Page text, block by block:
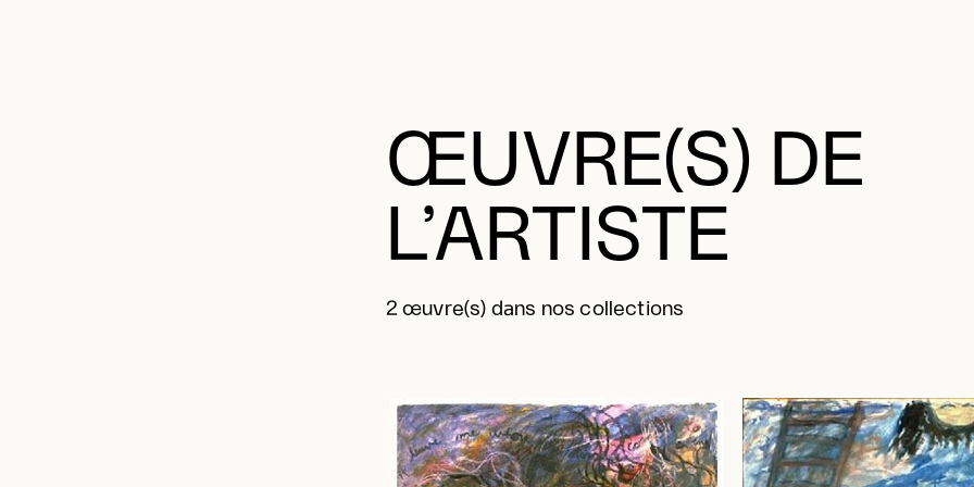
ŒUVRE(S) DE
L’ARTISTE
2 œuvre(s) dans nos collections